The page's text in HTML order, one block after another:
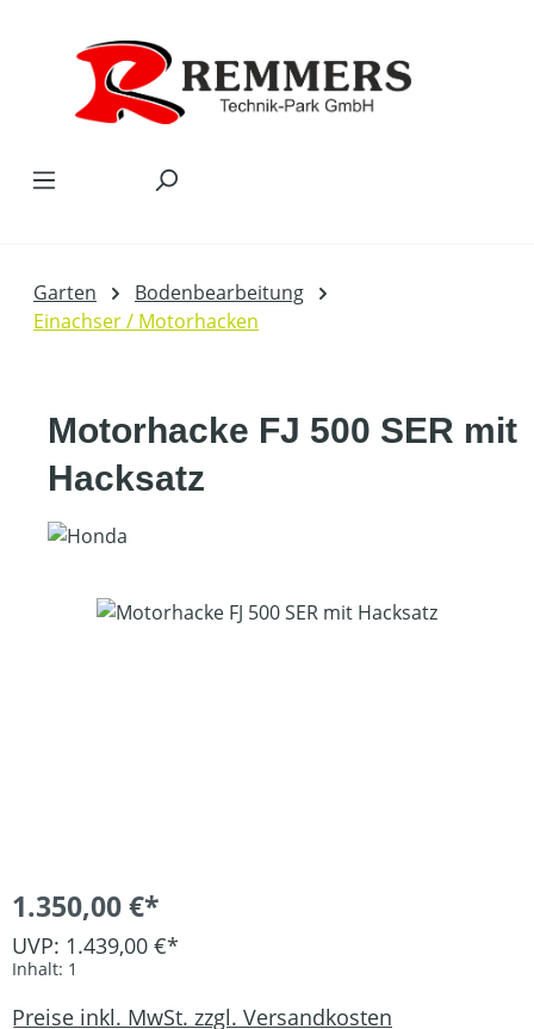
Garten
Bodenbearbeitung
Einachser / Motorhacken
Motorhacke FJ 500 SER mit
Hacksatz
Bildergalerie überspringen
1.350,00 €*
UVP: 1.439,00 €*
Inhalt: 1
Preise inkl. MwSt. zzgl. Versandkosten